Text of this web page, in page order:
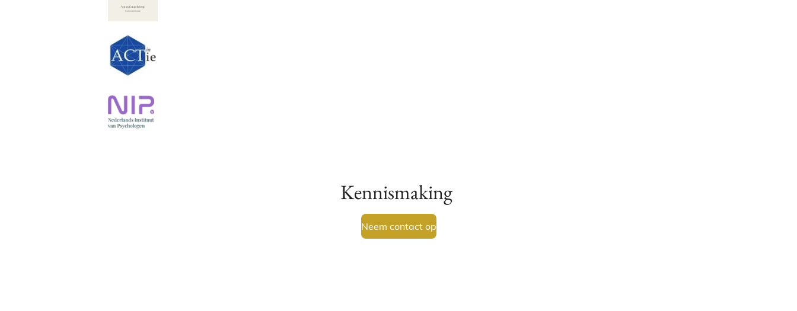
Kennismaking
Neem contact op